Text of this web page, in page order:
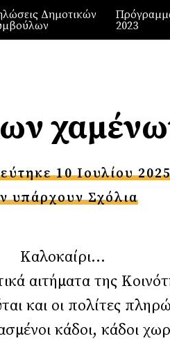
Δημοτικών
2023
10 Ιουλίου
υπάρχουν Σχόλια
αιτήματα της
καπάκια,